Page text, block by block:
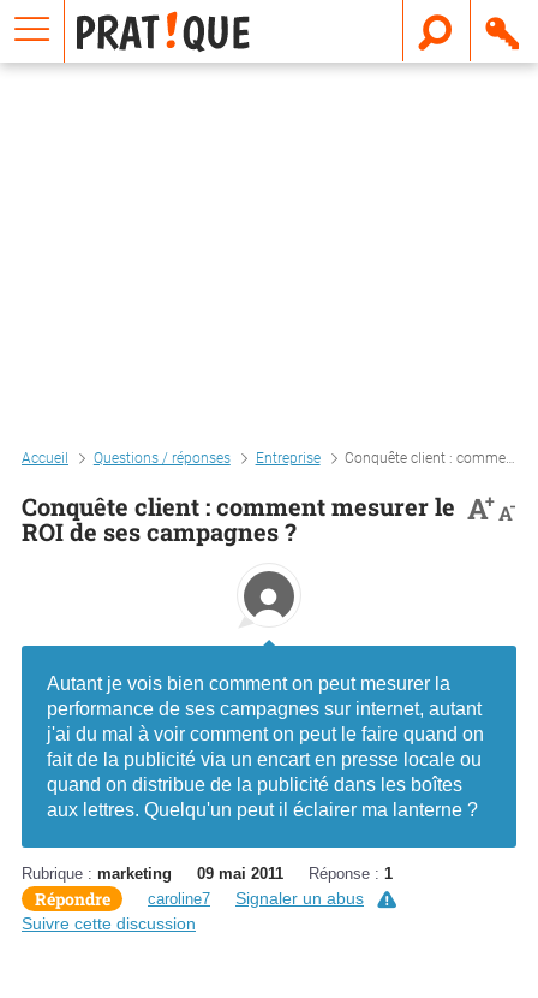
Accueil Questions / réponses Entreprise Conquête client : comment mesurer le roi de ses campagnes ?
Conquête client : comment mesurer le
ROI de ses campagnes ?
A+A-
Autant je vois bien comment on peut mesurer la
performance de ses campagnes sur internet, autant
j'ai du mal à voir comment on peut le faire quand on
fait de la publicité via un encart en presse locale ou
quand on distribue de la publicité dans les boîtes
aux lettres. Quelqu'un peut il éclairer ma lanterne ?
Rubrique : marketing 09 mai 2011 Réponse : 1
Répondre caroline7
Signaler un abus
Suivre cette discussion
E
m
a